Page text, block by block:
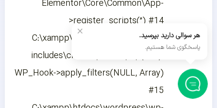
Elementor\Core\Common\App-
>register_scripts(”) #14
C:\xampp\htdocs\wordpress\wp-
includes\class-wp-hook.php(348):
WP_Hook->apply_filters(NULL, Array)
#15
× هر سوالی دارید بپرسید.
پاسخگوی شما هستیم.